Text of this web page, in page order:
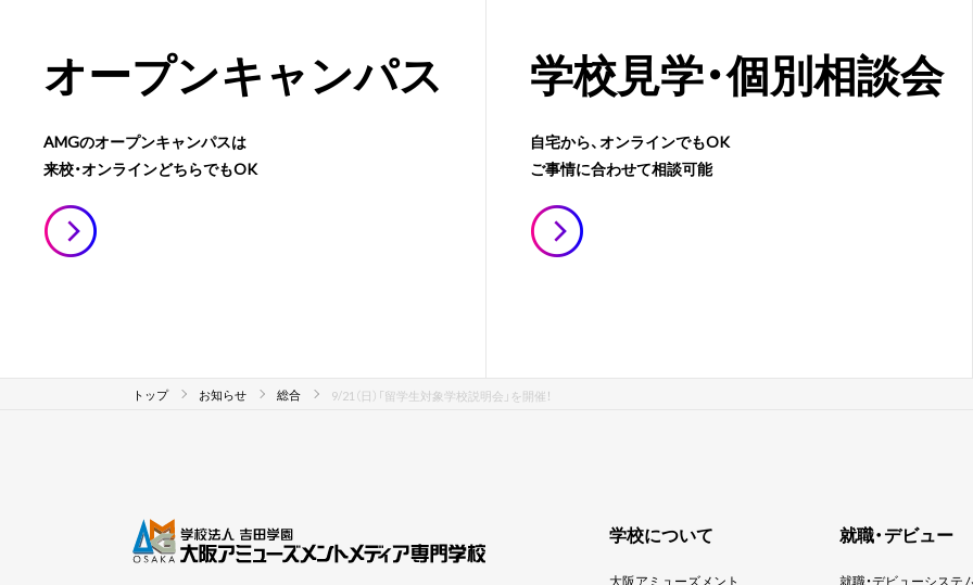
オープンキャンパス
AMGのオープンキャンパスは
来校・オンラインどちらでもOK
学校見学・個別相談会
自宅から、オンラインでもOK
ご事情に合わせて相談可能
トップ お知らせ 総合 9/21（日）「留学生対象学校説明会」を開催！
学校について
大阪アミューズメント
就職・デビュー
就職・デビューシステ